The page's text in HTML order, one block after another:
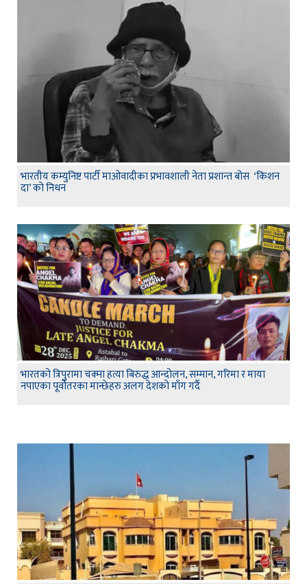
भारतीय कम्युनिष्ट पार्टी माओवादीका प्रभावशाली नेता प्रशान्त बोस ‘किशन
दा’ को निधन
भारतको त्रिपुरामा चक्मा हत्या बिरुद्ध आन्दोलन, सम्मान, गरिमा र माया
नपाएका पूर्वोतरका मान्छेहरु अलग देशको माँग गर्दै